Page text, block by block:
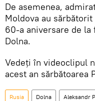
De asemenea,
Moldova au
60-a aniversare de la
Dolna.
Vedeți în videoclipul
acest an sărbătoarea
Rusia Dolna Aleksandr